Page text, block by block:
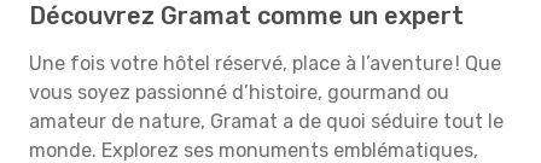
Découvrez Gramat comme un expert
Une fois votre hôtel réservé, place à l’aventure ! Que
vous soyez passionné d’histoire, gourmand ou
amateur de nature, Gramat a de quoi séduire tout le
monde. Explorez ses monuments emblématiques,